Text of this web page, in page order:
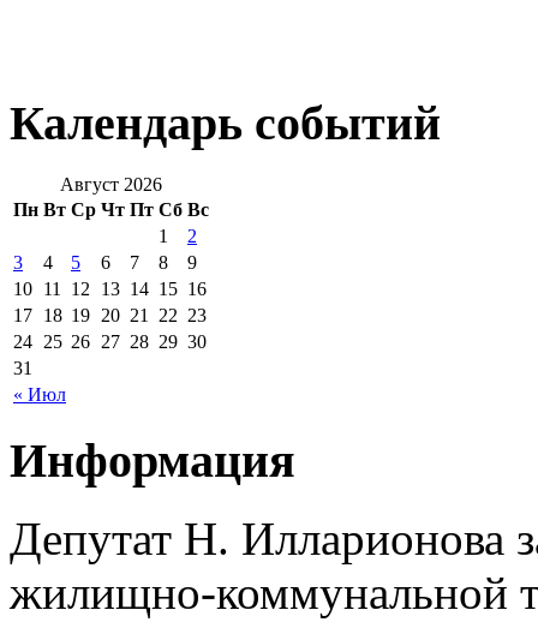
Календарь событий
Август 2026
Пн Вт Ср Чт Пт Сб Вс
« Июл
1
2
3
4 5 6 7 8
9
10 11 12 13 14 15 16
17 18 19 20 21 22 23
24 25 26 27 28 29 30
31
Информация
Депутат Н. Илларионова
жилищно-коммунальной